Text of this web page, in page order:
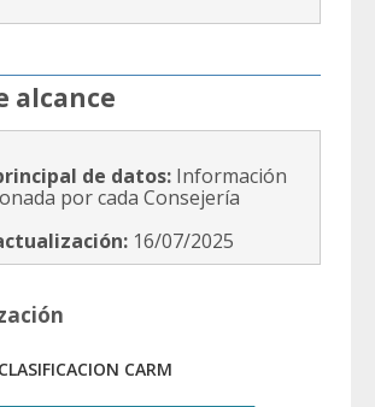
alcance
de datos: Información
por cada Consejería
16/07/2025
CARM